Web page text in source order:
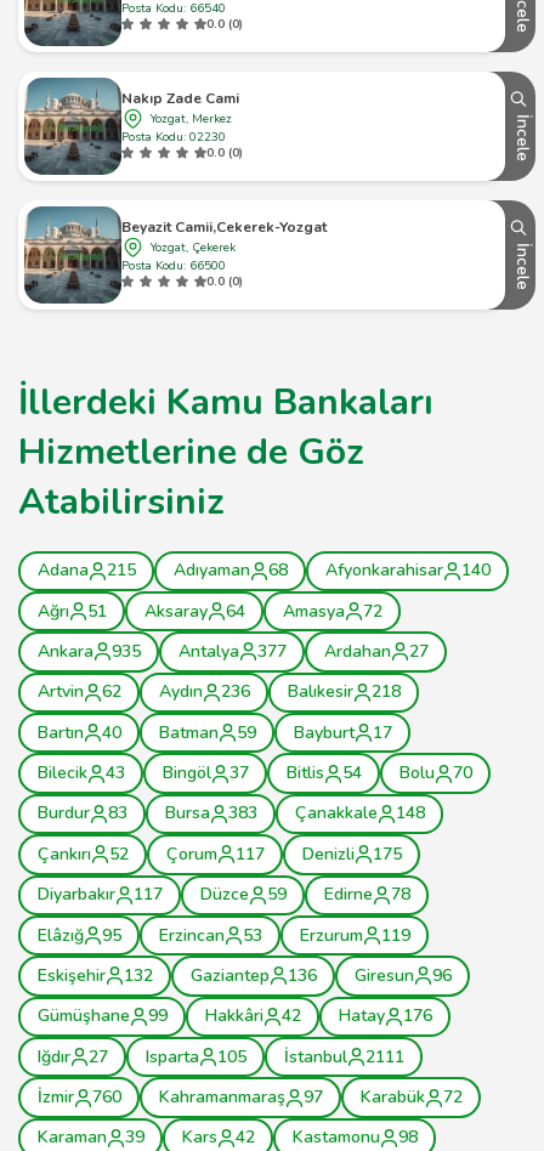
Posta Kodu: 66540
0.0 (0)
Nakıp Zade Cami
Yozgat, Merkez
Posta Kodu: 02230
0.0 (0)
İncele
Beyazit Camii,Cekerek-Yozgat
Yozgat, Çekerek
Posta Kodu: 66500
0.0 (0)
İncele
İllerdeki Kamu Bankaları
Hizmetlerine de Göz
Atabilirsiniz
Adana 215 Adıyaman 68 Afyonkarahisar
140
Ağrı
51 Aksaray 64 Amasya
72
Ankara
935 Antalya 377 Ardahan
27
Artvin
62 Aydın 236 Balıkesir
218
Bartın
40 Batman 59 Bayburt
17
Bilecik
43 Bingöl 37 Bitlis 54 Bolu
70
Burdur
83 Bursa 383 Çanakkale
148
Çankırı
52 Çorum 117 Denizli
175
Diyarbakır
117 Düzce 59 Edirne
78
Elâzığ
95 Erzincan 53 Erzurum
119
Eskişehir
132 Gaziantep 136 Giresun
96
Gümüşhane
99 Hakkâri 42 Hatay
176
Iğdır
27 Isparta 105 İstanbul
2111
İzmir
760 Kahramanmaraş 97 Karabük
72
Karaman
39 Kars 42 Kastamonu
98